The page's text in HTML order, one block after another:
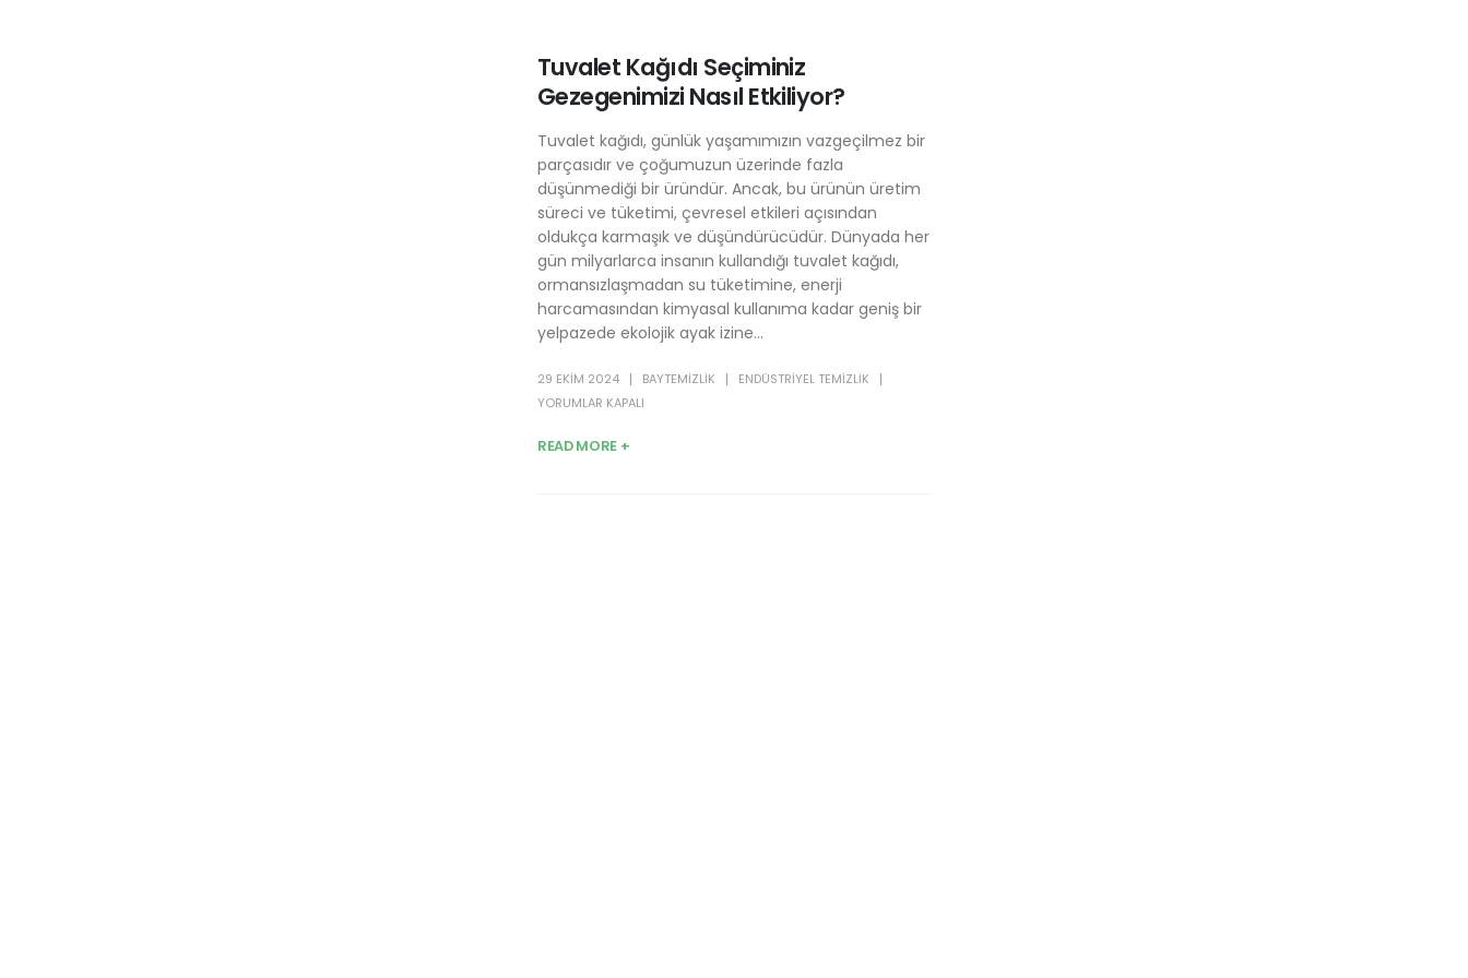
Tuvalet Kağıdı Seçiminiz
Gezegenimizi Nasıl Etkiliyor?
Tuvalet kağıdı, günlük yaşamımızın vazgeçilmez bir
parçasıdır ve çoğumuzun üzerinde fazla
düşünmediği bir üründür. Ancak, bu ürünün üretim
süreci ve tüketimi, çevresel etkileri açısından
oldukça karmaşık ve düşündürücüdür. Dünyada her
gün milyarlarca insanın kullandığı tuvalet kağıdı,
ormansızlaşmadan su tüketimine, enerji
harcamasından kimyasal kullanıma kadar geniş bir
yelpazede ekolojik ayak izine...
29 EKIM 2024 BAYTEMIZLIK
ENDÜSTRIYEL TEMIZLIK
YORUMLAR KAPALI
READ MORE +